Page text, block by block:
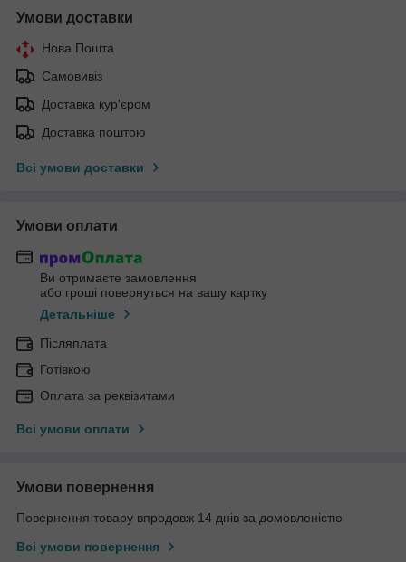
Умови доставки
Нова Пошта
Самовивіз
Доставка кур'єром
Доставка поштою
Всі умови доставки
Умови оплати
Ви отримаєте замовлення
або гроші повернуться на вашу картку
Детальніше
Післяплата
Готівкою
Оплата за реквізитами
Всі умови оплати
Умови повернення
Повернення товару впродовж 14 днів за домовленістю
Всі умови повернення